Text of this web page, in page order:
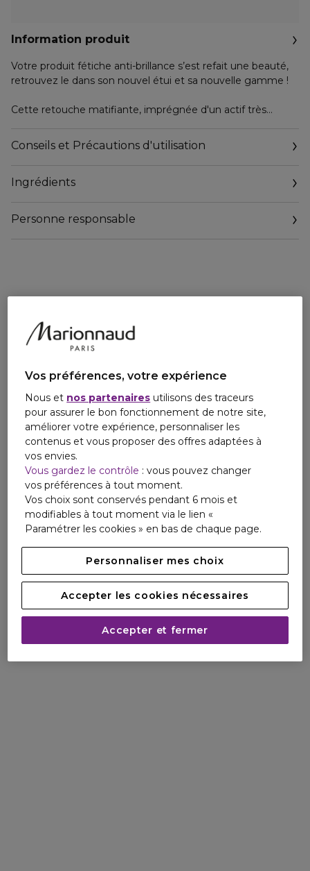
Information produit
Votre produit fétiche anti-brillance s’est refait une beauté,
retrouvez le dans son nouvel étui et sa nouvelle gamme !
Cette retouche matifiante, imprégnée d'un actif très
la peau instantanément. Les Retouches Matifiantes sont
pourvues d’une technologie spécifique Shiseido: une
et permet à la peau de rester nette et fraîche. Les
et atténuent l’apparence des pores pour donner à la peau
un aspect plus lisse.
Conseils et Précautions d'utilisation
Ingrédients
Personne responsable
Vos préférences, votre expérience
Nous et nos partenaires utilisons des traceurs
pour assurer le bon fonctionnement de notre site,
améliorer votre expérience, personnaliser les
contenus et vous proposer des offres adaptées à
vos envies.
Vous gardez le contrôle : vous pouvez changer
vos préférences à tout moment.
Vos choix sont conservés pendant 6 mois et
modifiables à tout moment via le lien «
Paramétrer les cookies » en bas de chaque page.
Personnaliser mes choix
Accepter les cookies nécessaires
Accepter et fermer